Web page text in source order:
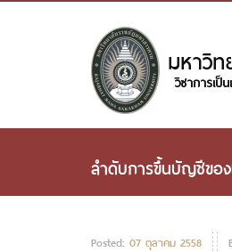
ลำดับการขึ้นบัญชีขอ
Posted: 07 ตุลาคม 2558